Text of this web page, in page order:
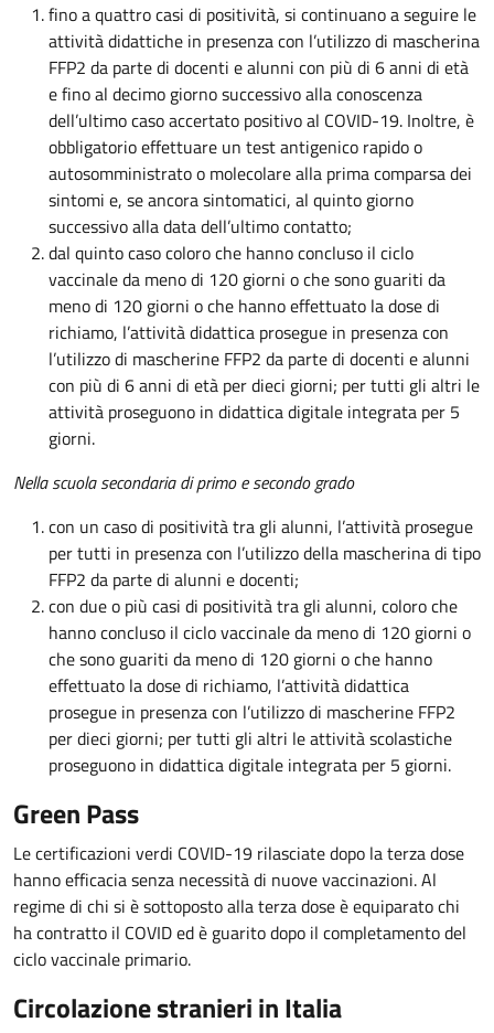
fino a quattro casi di positività, si continuano a seguire le
attività didattiche in presenza con l’utilizzo di mascherina
FFP2 da parte di docenti e alunni con più di 6 anni di età
e fino al decimo giorno successivo alla conoscenza
dell’ultimo caso accertato positivo al COVID-19. Inoltre, è
obbligatorio effettuare un test antigenico rapido o
autosomministrato o molecolare alla prima comparsa dei
sintomi e, se ancora sintomatici, al quinto giorno
successivo alla data dell’ultimo contatto;
dal quinto caso coloro che hanno concluso il ciclo
vaccinale da meno di 120 giorni o che sono guariti da
meno di 120 giorni o che hanno effettuato la dose di
richiamo, l’attività didattica prosegue in presenza con
l’utilizzo di mascherine FFP2 da parte di docenti e alunni
con più di 6 anni di età per dieci giorni; per tutti gli altri le
attività proseguono in didattica digitale integrata per 5
giorni.
Nella scuola secondaria di primo e secondo grado
con un caso di positività tra gli alunni, l’attività prosegue
per tutti in presenza con l’utilizzo della mascherina di tipo
FFP2 da parte di alunni e docenti;
con due o più casi di positività tra gli alunni, coloro che
hanno concluso il ciclo vaccinale da meno di 120 giorni o
che sono guariti da meno di 120 giorni o che hanno
effettuato la dose di richiamo, l’attività didattica
prosegue in presenza con l’utilizzo di mascherine FFP2
per dieci giorni; per tutti gli altri le attività scolastiche
proseguono in didattica digitale integrata per 5 giorni.
Green Pass
Le certificazioni verdi COVID-19 rilasciate dopo la terza dose
hanno efficacia senza necessità di nuove vaccinazioni. Al
regime di chi si è sottoposto alla terza dose è equiparato chi
ha contratto il COVID ed è guarito dopo il completamento del
ciclo vaccinale primario.
Circolazione stranieri in Italia